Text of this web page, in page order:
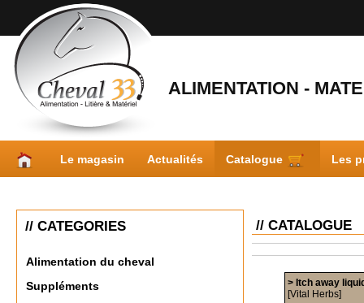
ALIMENTATION -
Le magasin Actualités Catalogue Les
// CATEGORIES
Alimentation du cheval
Suppléments
// CATALOGUE
> Itch away
[Vital Herbs]